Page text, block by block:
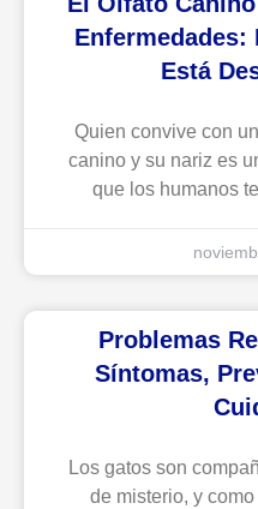
Enfermedades:
Está
Quien convive con
canino y su nariz es
que los humanos
Problemas
Síntomas,
Los gatos son
de misterio, y